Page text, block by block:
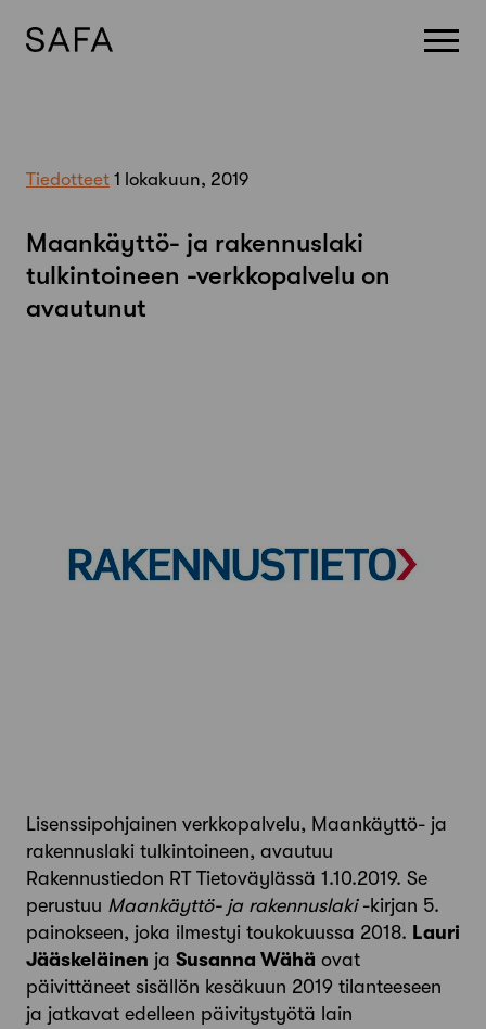
Tiedotteet 1 lokakuun, 2019
Maankäyttö- ja rakennuslaki
tulkintoineen -verkkopalvelu on
avautunut
Lisenssipohjainen verkkopalvelu, Maankäyttö- ja
rakennuslaki tulkintoineen, avautuu
Rakennustiedon RT Tietoväylässä 1.10.2019. Se
perustuu Maankäyttö- ja rakennuslaki -kirjan 5.
painokseen, joka ilmestyi toukokuussa 2018. Lauri
Jääskeläinen ja Susanna Wähä ovat
päivittäneet sisällön kesäkuun 2019 tilanteeseen
ja jatkavat edelleen päivitystyötä lain